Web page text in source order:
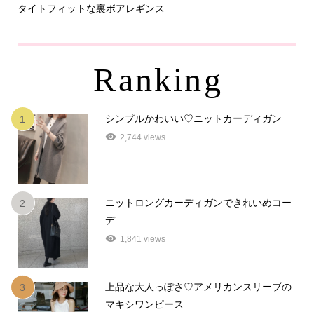
タイトフィットな裏ボアレギンス
Ranking
1 シンプルかわいい♡ニットカーディガン
2,744 views
2
ニットロングカーディガンできれいめコー
デ
1,841 views
3
上品な大人っぽさ♡アメリカンスリーブの
マキシワンピース